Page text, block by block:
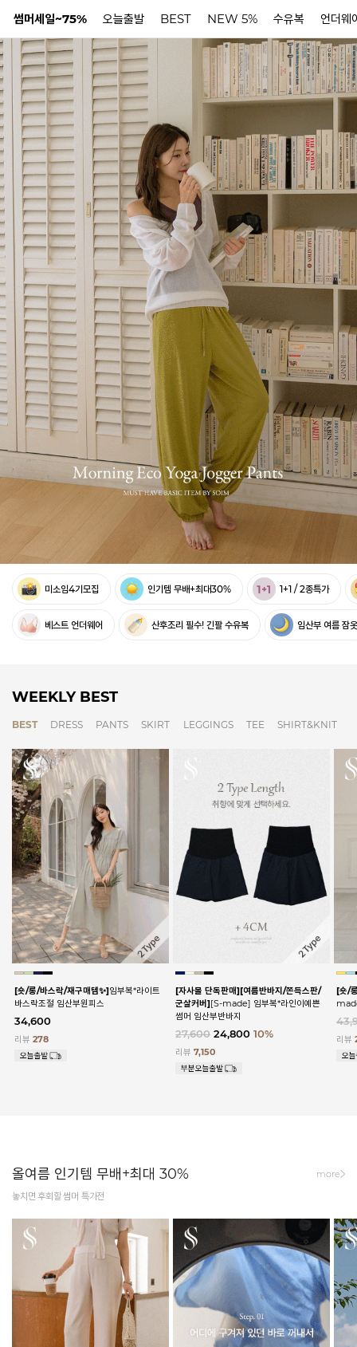
썸머세일~75% 오늘출발 BEST NEW 5% 수유복 언더웨
미소임4기모집 인기템 무배+최대30% 1+1 / 2종특가
베스트 언더웨어 산후조리 필수! 긴팔 수유복 임산부 여름 잠옷
WEEKLY BEST
BEST DRESS PANTS SKIRT LEGGINGS TEE SHIRT&KNIT
[숏/롱/바스락/재구매템✨]임부복*라이트
바스락조절 임산부원피스
34,600
리뷰 278
[자사몰 단독판매][여름반바지/쫀득스판/
군살커버][S-made] 임부복*라인이예쁜
썸머 임산부반바지
27,600 24,800 10%
리뷰7,150
[숏/
리뷰
올여름 인기템 무배+최대 30%
놓치면 후회할 썸머 특가전
more